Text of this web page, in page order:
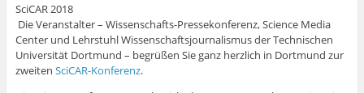
SciCAR 2018
Die Veranstalter – Wissenschafts-Pressekonferenz, Science Media
Center und Lehrstuhl Wissenschaftsjournalismus der Technischen
Universität Dortmund – begrüßen Sie ganz herzlich in Dortmund zur
zweiten SciCAR-Konferenz.